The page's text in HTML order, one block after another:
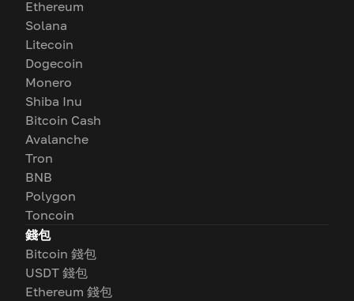
Ethereum
Solana
Litecoin
Dogecoin
Monero
Shiba Inu
Bitcoin Cash
Avalanche
Tron
BNB
Polygon
Toncoin
錢包
Bitcoin 錢包
USDT 錢包
Ethereum 錢包